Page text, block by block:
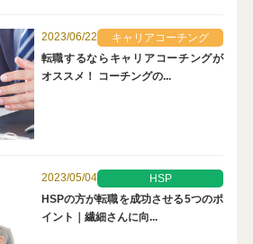
2023/06/22
キャリアコーチング
転職するならキャリアコーチングが
オススメ！ コーチングの...
2023/05/04
HSP
HSPの方が転職を成功させる5つのポ
イント｜繊細さんに向...